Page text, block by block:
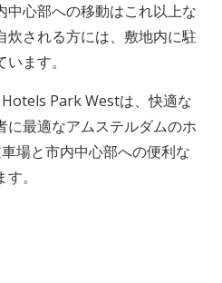
中心部への移動はこれ以上な
炊される方には、敷地内に駐
ます。
Park Westは、快適な
に最適なアムステルダムのホ
場と市内中心部への便利な
。